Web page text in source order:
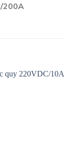
200A